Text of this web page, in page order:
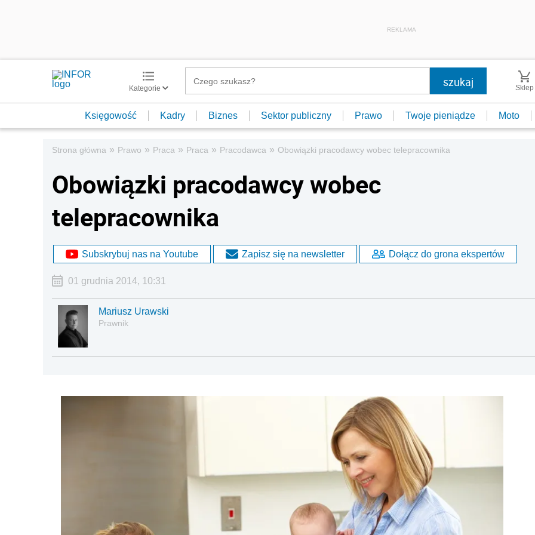
REKLAMA
Kategorie Sklep
Księgowość Kadry Biznes Sektor publiczny Prawo Twoje pieniądze Moto
Strona główna » Prawo » Praca » Praca » Pracodawca » Obowiązki pracodawcy wobec telepracownika
Obowiązki pracodawcy wobec
telepracownika
Subskrybuj nas na Youtube Zapisz się na newsletter Dołącz do grona ekspertów
01 grudnia 2014, 10:31
Mariusz Urawski
Prawnik